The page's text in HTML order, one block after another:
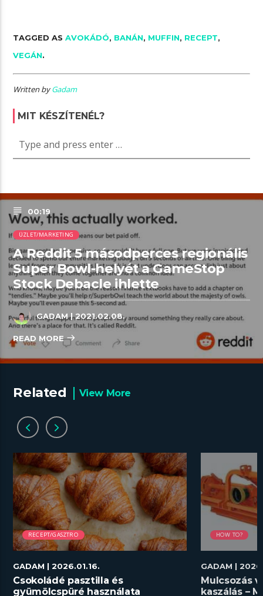
TAGGED ASAVOKÁDÓ, BANÁN, MUFFIN, RECEPT,
VEGÁN.
Written byGadam
MIT KÉSZÍTENÉL?
00:19
ÜZLET/MARKETING
A Reddit 5 másodperces regionális
Super Bowl-helyét a GameStop
Stock Debacle ihlette
GADAM| 2021.02.08.
READ MORE
Related View More
RECEPT/GASZTRO
GADAM | 2026.01.16.
Csokoládé pasztilla és
gyümölcspüré használata
HOW TO?
GADAM |
Mulcsozás
kaszálás –